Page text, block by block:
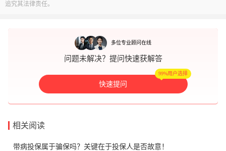
追究其法律责任。
多位专业顾问在线
问题未解决？提问快速获解答
快速提问
99%用户选择
相关阅读
带病投保属于骗保吗？关键在于投保人是否故意！